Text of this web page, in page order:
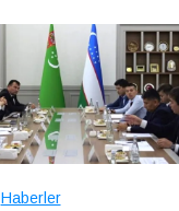
Haberler